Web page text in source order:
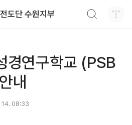
도단 수원지부
경연구학교 (PSB
내
08:33